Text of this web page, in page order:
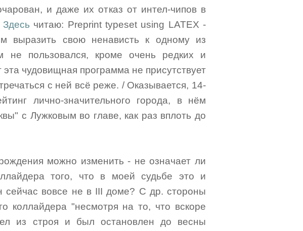
и даже их отказ от интел-чипов в
Здесь читаю: Preprint typeset using LATEX -
выразить свою ненависть к одному из
не пользовался, кроме очень редких и
чудовищная программа не присутствует
с ней всё реже. / Оказывается, 14-
лично-значительного города, в нём
с Лужковым во главе, как раз вплоть до
можно изменить - не означает ли
того, что в моей судьбе это и
сейчас вовсе не в III доме? С др. стороны
коллайдера "несмотря на то, что вскоре
из строя и был остановлен до весны